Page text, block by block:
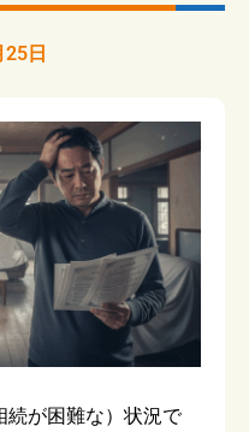
日
続が困難な）状況で